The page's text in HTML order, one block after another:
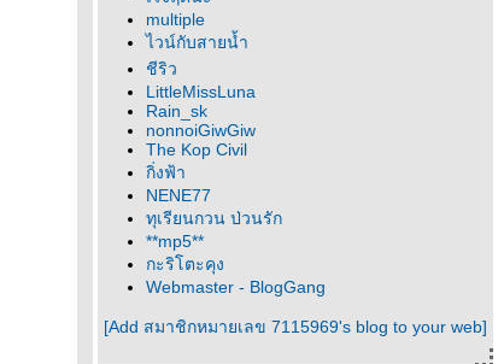
multiple
ไวน์กับสายน้ำ
ชีริว
LittleMissLuna
Rain_sk
nonnoiGiwGiw
The Kop Civil
กิ่งฟ้า
NENE77
ทุเรียนกวน ป่วนรัก
**mp5**
กะริโตะคุง
Webmaster - BlogGang
[Add สมาชิกหมายเลข 7115969's blog to your web]